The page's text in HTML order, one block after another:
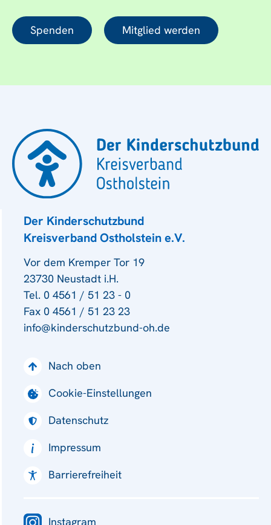
Spenden Mitglied werden
Der Kinderschutzbund
Kreisverband Ostholstein e.V.
Vor dem Kremper Tor 19
23730 Neustadt i.H.
Tel. 0 4561 / 51 23 - 0
Fax 0 4561 / 51 23 23
info@kinderschutzbund-oh.de
Nach oben
Cookie-Einstellungen
Datenschutz
Impressum
Barrierefreiheit
Instagram